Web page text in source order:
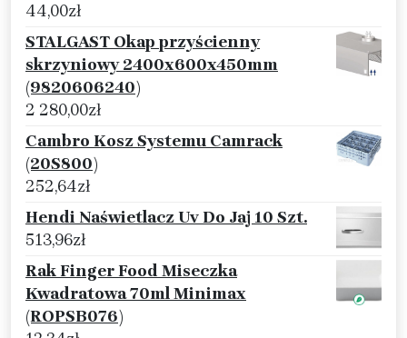
44,00zł
STALGAST Okap przyścienny
skrzyniowy 2400x600x450mm
(9820606240)
2 280,00zł
Cambro Kosz Systemu Camrack
(20S800)
252,64zł
Hendi Naświetlacz Uv Do Jaj 10 Szt.
513,96zł
Rak Finger Food Miseczka
Kwadratowa 70ml Minimax
(ROPSB076)